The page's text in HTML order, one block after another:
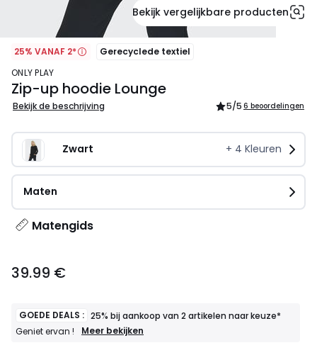
Bekijk vergelijkbare producten
25% VANAF 2*
Gerecyclede textiel
ONLY PLAY
Zip-up hoodie Lounge
Bekijk de beschrijving 5/5 6 beoordelingen
Zwart + 4 Kleuren
Maten
Matengids
€.
39.99 €
GOEDE DEALS : 25% bij aankoop van 2 artikelen naar keuze*
Geniet ervan !
GOEDE
Meer bekijken